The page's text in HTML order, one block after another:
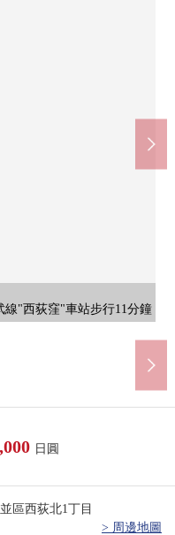
線"西荻窪"車站步行11分鐘
、東京地鐵線丸之內線"荻
分鐘
丸之內線)(約1120m)
線)(約880m)
100m)
(約150m)
店(約200m)
(約1100m)
1400m)
(約500m)
日圓
區西荻北1丁目
> 周邊地圖